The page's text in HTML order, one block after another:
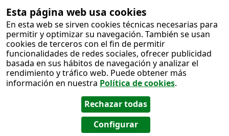
Esta página web usa cookies
En esta web se sirven cookies técnicas necesarias para
permitir y optimizar su navegación. También se usan
cookies de terceros con el fin de permitir
funcionalidades de redes sociales, ofrecer publicidad
basada en sus hábitos de navegación y analizar el
rendimiento y tráfico web. Puede obtener más
información en nuestra Política de cookies.